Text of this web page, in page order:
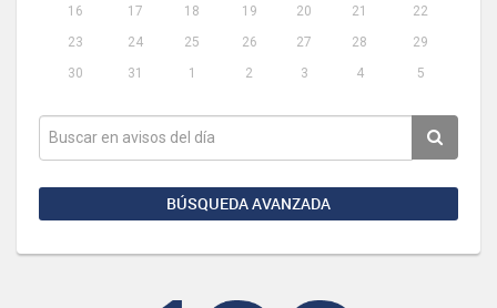
16
17 18 19 20 21
22
23
24 25 26 27 28
29
30
31 1 2 3 4 5
BÚSQUEDA AVANZADA